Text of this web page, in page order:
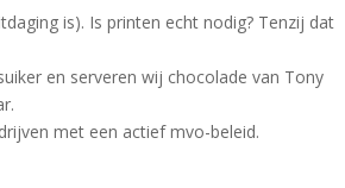
is). Is printen echt nodig? Tenzij dat
en serveren wij chocolade van Tony
met een actief mvo-beleid.